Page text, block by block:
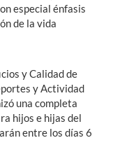
especial énfasis
de la vida
y Calidad de
y Actividad
una completa
hijos e hijas del
entre los días 6